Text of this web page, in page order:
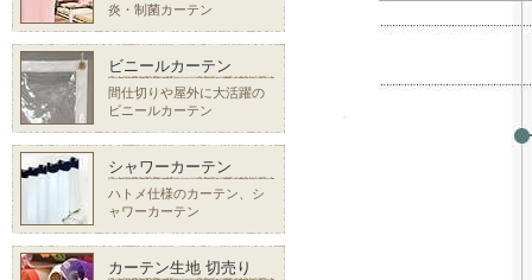
炎・制菌カーテン
ビニールカーテン
間仕切りや屋外に大活躍の
ビニールカーテン
シャワーカーテン
ハトメ仕様のカーテン、シ
ャワーカーテン
カーテン生地 切売り